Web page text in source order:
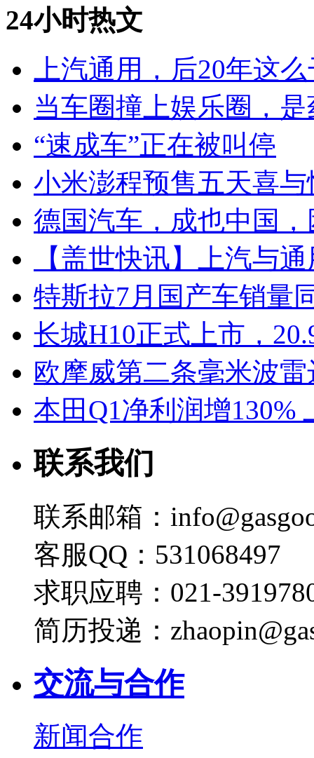
24小时热文
上汽通用，后20年这
当车圈撞上娱乐圈，
“速成车”正在被叫停
小米澎程预售五天喜与
德国汽车，成也中国
【盖世快讯】上汽与
特斯拉7月国产车销量
长城H10正式上市，
欧摩威第二条毫米波
本田Q1净利润增130%
联系我们
联系邮箱：
客服QQ：531068497
求职应聘：021-
简历投递：
交流与合作
新闻合作